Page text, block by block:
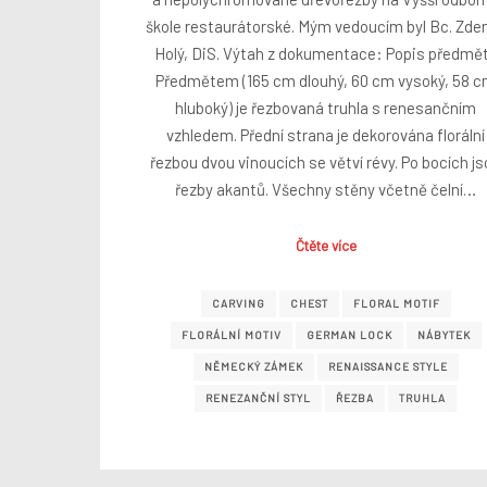
škole restaurátorské. Mým vedoucím byl Bc.
Holý, DiS. Výtah z dokumentace: Popis
Předmětem (165 cm dlouhý, 60 cm vysoký, 58
hluboký) je řezbovaná truhla s renesančním
vzhledem. Přední strana je dekorována florální
řezbou dvou vinoucích se větví révy. Po bocích
řezby akantů. Všechny stěny včetně čelní…
Čtěte více
CARVING CHEST FLORAL MOTIF
FLORÁLNÍ MOTIV GERMAN LOCK NÁBYTEK
NĚMECKÝ ZÁMEK RENAISSANCE STYLE
RENEZANČNÍ STYL ŘEZBA TRUHLA